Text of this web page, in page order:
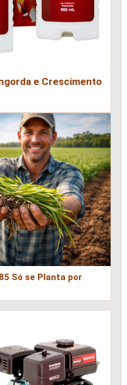
e Crescimento
Só se Planta por